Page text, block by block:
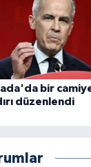
bir
düzenlendi